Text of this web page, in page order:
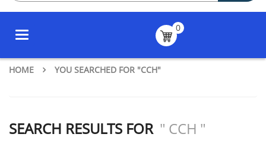
Toggle
0
HOME YOU SEARCHED FOR "CCH"
SEARCH RESULTS FOR CCH